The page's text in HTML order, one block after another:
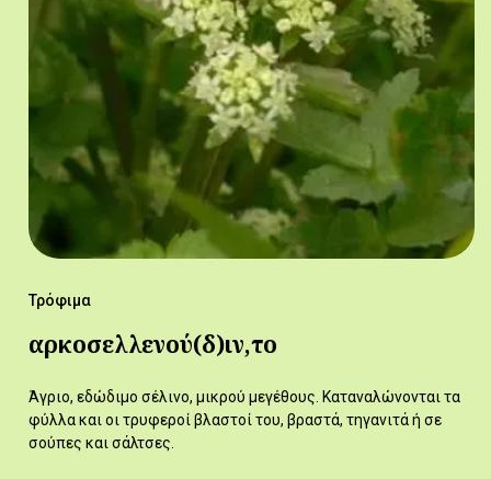
Τρόφιμα
αρκοσελλενού(δ)ιν,το
Άγριο, εδώδιμο σέλινο, μικρού μεγέθους. Καταναλώνονται τα
φύλλα και οι τρυφεροί βλαστοί του, βραστά, τηγανιτά ή σε
σούπες και σάλτσες.